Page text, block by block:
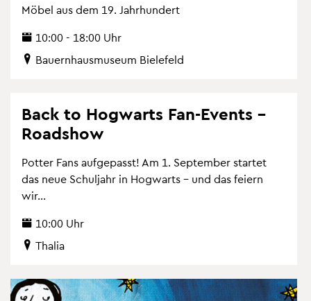
Möbel aus dem 19. Jahr­hun­dert
10:00 - 18:00 Uhr
Bau­ern­haus­mu­se­um Bie­le­feld
Back to Hog­warts Fan-Events –
Road­show
Pot­ter Fans auf­ge­passt! Am 1. Sep­tem­ber star­tet
das neue Schul­jahr in Hog­warts – und das fei­ern
wir...
10:00 Uhr
Tha­lia